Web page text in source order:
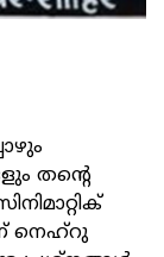
തന്റെ
നെഹ്റു